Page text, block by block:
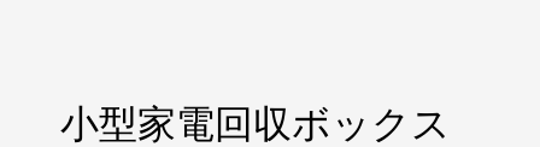
小型家電回収ボックス